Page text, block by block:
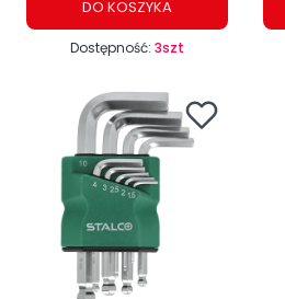
DO KOSZYKA
Dostępność: 3szt